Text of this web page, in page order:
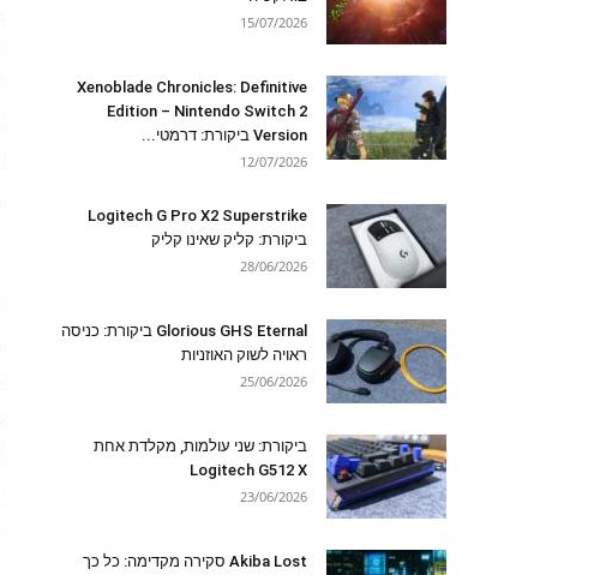
15/07/2026
Xenoblade Chronicles: Definitive
Edition – Nintendo Switch 2
Version ביקורת: דרמטי...
12/07/2026
Logitech G Pro X2 Superstrike
ביקורת: קליק שאינו קליק
28/06/2026
Glorious GHS Eternal ביקורת: כניסה
ראויה לשוק האוזניות
25/06/2026
ביקורת: שני עולמות, מקלדת אחת
Logitech G512 X
23/06/2026
Akiba Lost סקירה מקדימה: כל כך